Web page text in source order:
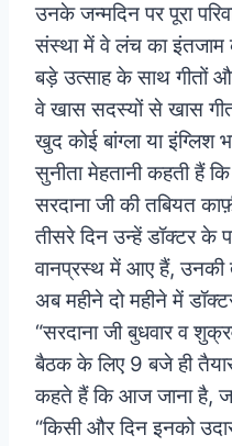
उनके जन्मदिन पर पूरा
संस्था में वे लंच का
बड़े उत्साह के साथ गीतों
वे खास सदस्यों से खास
खुद कोई बांग्ला या इंग्लिश
सुनीता मेहतानी कहती हैं
सरदाना जी की तबियत
तीसरे दिन उन्हें डॉक्टर के
वानप्रस्थ में आए हैं, उनकी
अब महीने दो महीने में
“सरदाना जी बुधवार व
बैठक के लिए 9 बजे ही
कहते हैं कि आज जाना है,
“किसी और दिन इनको